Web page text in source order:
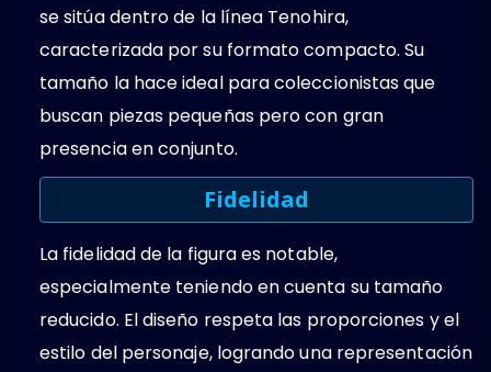
se sitúa dentro de la línea Tenohira,
caracterizada por su formato compacto. Su
tamaño la hace ideal para coleccionistas que
buscan piezas pequeñas pero con gran
presencia en conjunto.
Fidelidad
La fidelidad de la figura es notable,
especialmente teniendo en cuenta su tamaño
reducido. El diseño respeta las proporciones y el
estilo del personaje, logrando una representación